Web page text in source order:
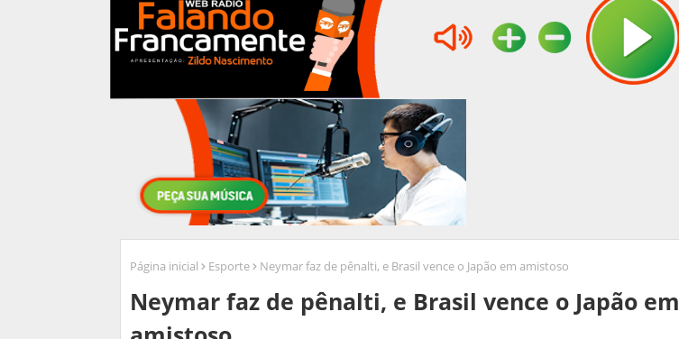
Página inicial Esporte Neymar faz de pênalti, e Brasil vence o Japão em amistoso
Neymar faz de pênalti, e Brasil vence o Japão em